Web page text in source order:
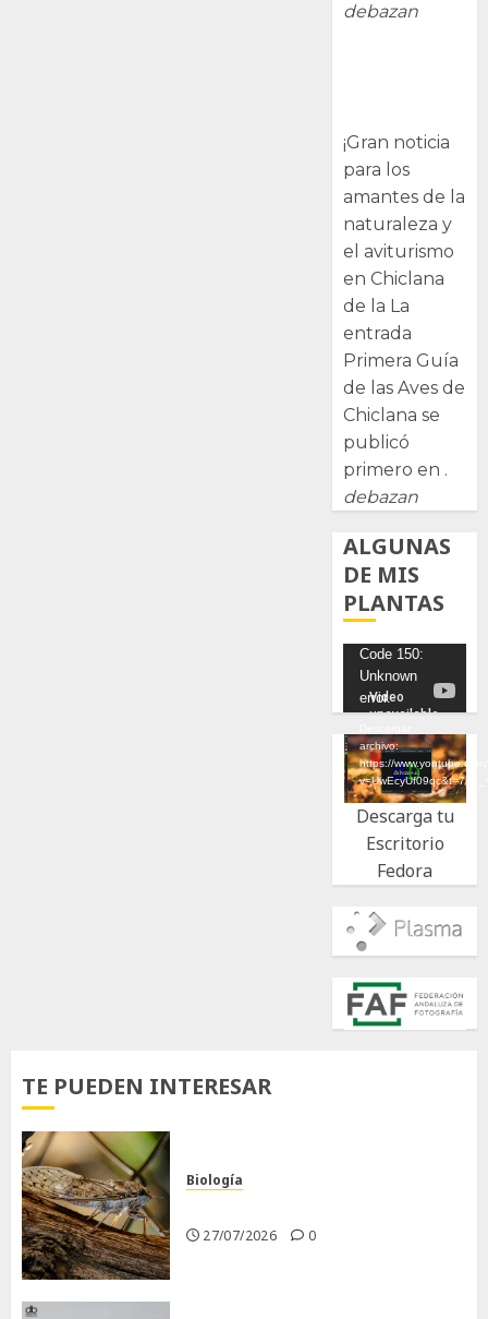
debazan
¡Gran noticia
para los
amantes de la
naturaleza y
el aviturismo
en Chiclana
de la La
entrada
Primera Guía
de las Aves de
Chiclana se
publicó
primero en .
debazan
ALGUNAS
DE MIS
PLANTAS
Reproductor
de
vídeo
Code 150:
Unknown
error.
archivo:
https://
Descarga tu
Escritorio
Fedora
TE PUEDEN INTERESAR
Biología
27/07/2026 0